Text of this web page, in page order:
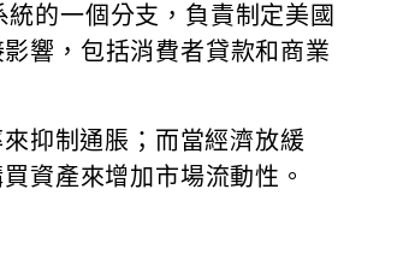
的一個分支，負責制定美國
響，包括消費者貸款和商業
抑制通脹；而當經濟放緩
資產來增加市場流動性。